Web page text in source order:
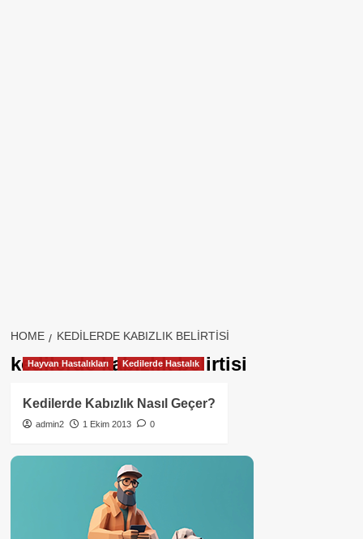
HOME KEDILERDE KABIZLIK BELIRTISI
kedilerde kabızlık belirtisi
Hayvan Hastalıkları Kedilerde Hastalık
Kedilerde Kabızlık Nasıl Geçer?
admin2 1 Ekim 2013 0